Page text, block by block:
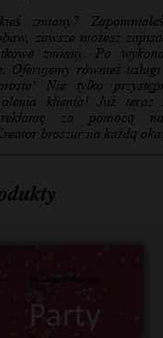
zmiany?
zawsze możesz
zmiany. Po
Oferujemy również
Nie tylko
klienta! Już teraz
za pomocą
broszur na każdą